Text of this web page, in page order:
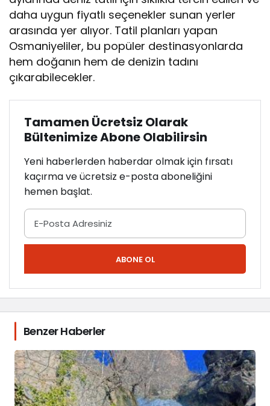
daha uygun fiyatlı seçenekler sunan yerler
arasında yer alıyor. Tatil planları yapan
Osmaniyeliler, bu popüler destinasyonlarda
hem doğanın hem de denizin tadını
çıkarabilecekler.
Tamamen Ücretsiz Olarak
Bültenimize Abone Olabilirsin
Yeni haberlerden haberdar olmak için fırsatı
kaçırma ve ücretsiz e-posta aboneliğini
hemen başlat.
ABONE OL
Benzer Haberler